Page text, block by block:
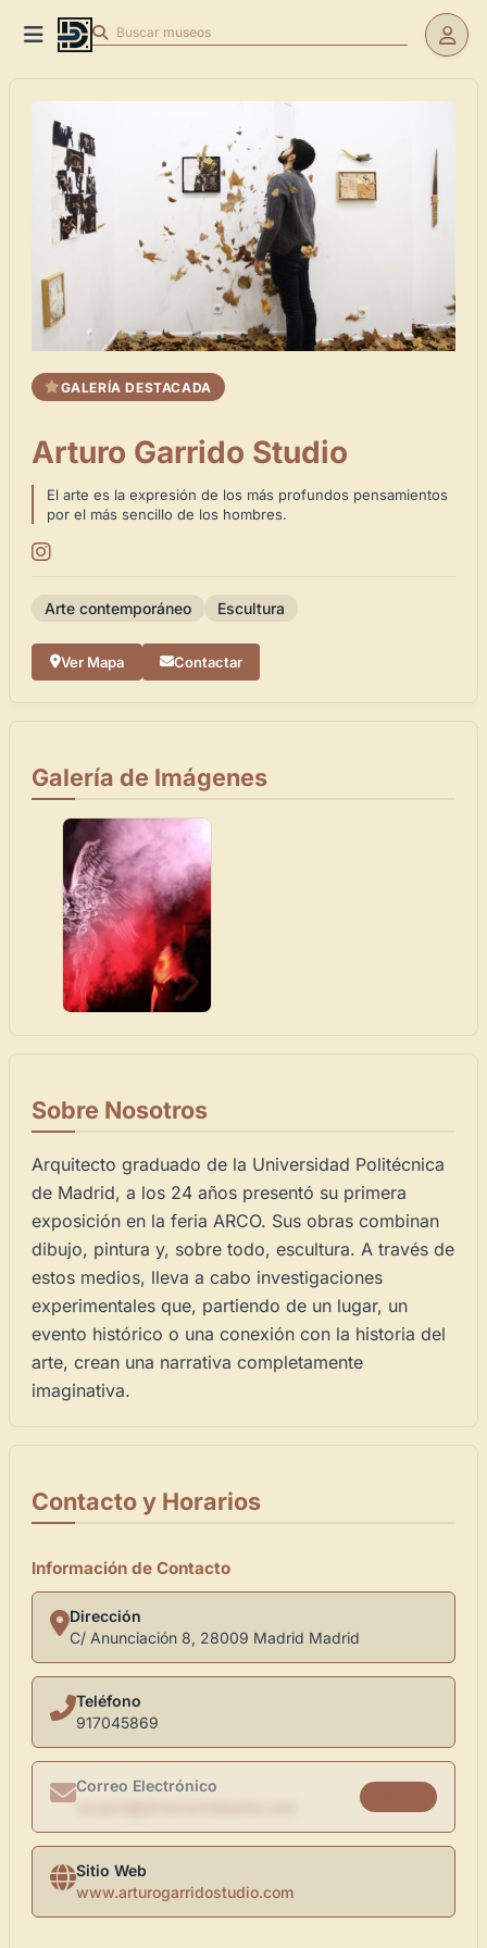
Buscar museos
GALERÍA DESTACADA
Arturo Garrido Studio
El arte es la expresión de los más profundos pensamientos
por el más sencillo de los hombres.
Arte contemporáneo Escultura
Ver Mapa Contactar
Galería de Imágenes
Sobre Nosotros
Arquitecto graduado de la Universidad Politécnica
de Madrid, a los 24 años presentó su primera
exposición en la feria ARCO. Sus obras combinan
dibujo, pintura y, sobre todo, escultura. A través de
estos medios, lleva a cabo investigaciones
experimentales que, partiendo de un lugar, un
evento histórico o una conexión con la historia del
arte, crean una narrativa completamente
imaginativa.
Contacto y Horarios
Información de Contacto
Dirección
C/ Anunciación 8, 28009 Madrid Madrid
Teléfono
917045869
Correo Electrónico
Sitio Web
www.arturogarridostudio.com